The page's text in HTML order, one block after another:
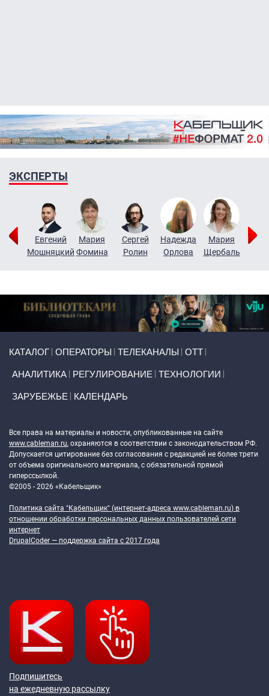
ЭКСПЕРТЫ
Евгений
Мошняцкий
Мария
Фомина
Сергей
Ролин
Надежда
Орлова
Мария
Щербаль
КАТАЛОГ ОПЕРАТОРЫ ТЕЛЕКАНАЛЫ ОТТ
АНАЛИТИКА РЕГУЛИРОВАНИЕ ТЕХНОЛОГИИ
ЗАРУБЕЖЬЕ КАЛЕНДАРЬ
Все права на материалы и новости, опубликованные на сайте
www.cableman.ru, охраняются в соответствии с законодательством РФ.
Допускается цитирование без согласования с редакцией не более трети
от объема оригинального материала, с обязательной прямой
гиперссылкой.
©2005 - 2026 «Кабельщик»
Политика сайта "Кабельщик" (интернет-адреса www.cableman.ru) в
отношении обработки персональных данных пользователей сети
интернет
DrupalCoder — поддержка сайта c 2017 года
Подпишитесь
на ежедневную рассылку